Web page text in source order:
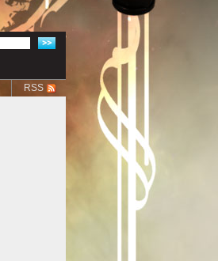
RSS